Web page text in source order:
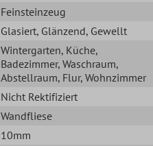
Feinsteinzeug
Glasiert, Glänzend, Gewellt
Wintergarten, Küche,
Badezimmer, Waschraum,
Abstellraum, Flur, Wohnzimmer
Nicht Rektifiziert
Wandfliese
10mm